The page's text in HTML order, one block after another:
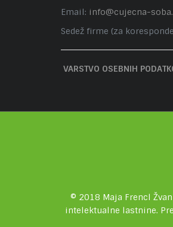
Email: info@cujecna-
Sedež firme (za
VARSTVO OSEBNIH
© 2018 Maja Frencl
intelektualne lastnine.